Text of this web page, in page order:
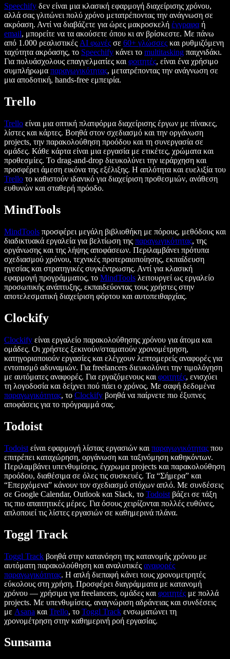
Speechify δεν είναι μια κλασική εφαρμογή διαχείρισης χρόνου,
αλλά σας γλιτώνει πολύ χρόνο μετατρέποντας την ανάγνωση σε
ακρόαση. Αντί να διαβάζετε για ώρες μακροσκελή έγγραφα ή
email, μπορείτε να τα ακούσετε όπου κι αν βρίσκεστε. Με πάνω
από 1.000 ρεαλιστικές AI φωνές σε 60+ γλώσσες και ρυθμιζόμενη
ταχύτητα ακρόασης, το Speechify κάνει το multitasking παιχνιδάκι.
Για πολυάσχολους επαγγελματίες καιφοιτητές, είναι ένα χρήσιμο
συμπλήρωμα παραγωγικότητας, μετατρέποντας την ανάγνωση σε
μια αποδοτική, hands-free εμπειρία.
Trello
Trello είναι μια οπτική πλατφόρμα διαχείρισης έργων με πίνακες,
λίστες και κάρτες. Βοηθά στον σχεδιασμό και την οργάνωση
projects, την παρακολούθηση προόδου και τη συνεργασία σε
ομάδες. Κάθε κάρτα είναι μια εργασία με ετικέτες, χρώματα και
προθεσμίες. Το drag-and-drop διευκολύνει την ιεράρχηση και
προσφέρει άμεση εικόνα της εξέλιξης. Η απλότητα και ευελιξία του
Trello το καθιστούν ιδανικό για διαχείριση προθεσμιών, ανάθεση
ευθυνών και σταθερή πρόοδο.
MindTools
MindTools προσφέρει μεγάλη βιβλιοθήκη με πόρους, μεθόδους και
διαδικτυακά εργαλεία για βελτίωση της παραγωγικότητας, της
οργάνωσης και της λήψης αποφάσεων. Περιλαμβάνει πρότυπα
σχεδιασμού χρόνου, τεχνικές προτεραιοποίησης, εκπαίδευση
ηγεσίας και στρατηγικές συγκέντρωσης. Αντί για κλασική
εφαρμογή προγράμματος, το MindTools λειτουργεί ως εργαλείο
προσωπικής ανάπτυξης, εκπαιδεύοντας τους χρήστες στην
αποτελεσματική διαχείριση φόρτου και αυτοπειθαρχίας.
Clockify
Clockify είναι εργαλείο παρακολούθησης χρόνου για άτομα και
ομάδες. Οι χρήστες ξεκινούν/σταματούν χρονομέτρηση,
κατηγοριοποιούν εργασίες και ελέγχουν λεπτομερείς αναφορές για
εντοπισμό αδυναμιών. Για freelancers διευκολύνει την τιμολόγηση
με αυτόματες αναφορές. Για εργαζόμενους και φοιτητές, ενισχύει
τη λογοδοσία και δείχνει πού πάει ο χρόνος. Με σαφή δεδομένα
παραγωγικότητας, το Clockify βοηθά να παίρνετε πιο έξυπνες
αποφάσεις για το πρόγραμμά σας.
Todoist
Todoist είναι εφαρμογή λίστας εργασιών και παραγωγικότητας που
επιτρέπει καταχώρηση, οργάνωση και ταξινόμηση καθηκόντων.
Περιλαμβάνει υπενθυμίσεις, έγχρωμα projects και παρακολούθηση
προόδου, διαθέσιμα σε όλες τις συσκευές. Τα “Σήμερα” και
“Επερχόμενα” κάνουν τον σχεδιασμό στόχων απλό. Με συνδέσεις
σε Google Calendar, Outlook και Slack, το Todoist βάζει σε τάξη
τις πιο απαιτητικές μέρες. Για όσους χειρίζονται πολλές ευθύνες,
απλοποιεί τις λίστες εργασιών σε καθημερινά πλάνα.
Toggl Track
Toggl Track βοηθά στην κατανόηση της κατανομής χρόνου με
αυτόματη παρακολούθηση και αναλυτικές αναφορές
παραγωγικότητας. Η απλή διεπαφή κάνει τους χρονομετρητές
εύκολους στη χρήση. Προσφέρει διαγράμματα με κατανομή
χρόνου — χρήσιμα για freelancers, ομάδες και φοιτητές με πολλά
projects. Με υπενθυμίσεις, αναγνώριση αδράνειας και συνδέσεις
με Asana και Trello, το Toggl Track ενσωματώνει τη
χρονομέτρηση στην καθημερινή ροή εργασίας.
Sunsama